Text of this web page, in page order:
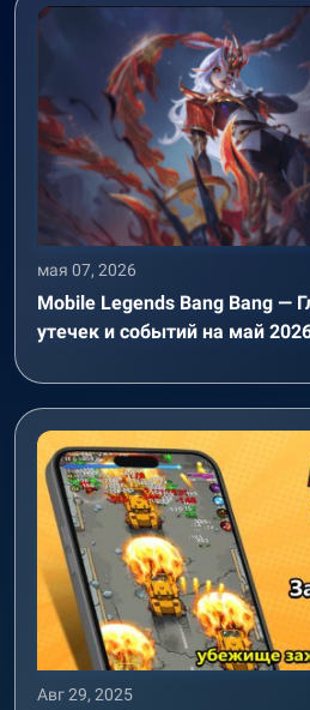
мая 07, 2026
Mobile Legends Bang Bang —
утечек и событий на май
Авг 29, 2025